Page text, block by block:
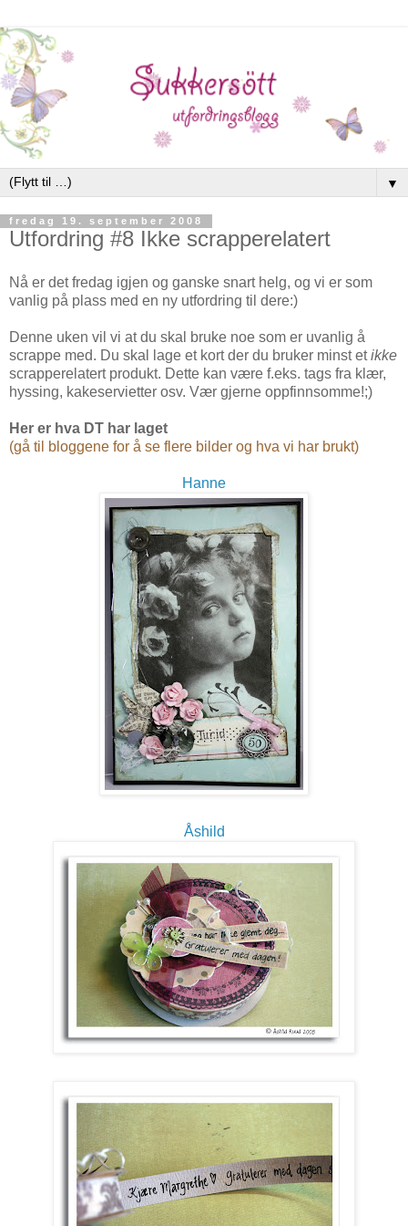
▼
fredag 19. september 2008
Utfordring #8 Ikke scrapperelatert
Nå er det fredag igjen og ganske snart helg, og vi er som
vanlig på plass med en ny utfordring til dere:)
Denne uken vil vi at du skal bruke noe som er uvanlig å
scrappe med. Du skal lage et kort der du bruker minst etikke
scrapperelatert produkt. Dette kan være f.eks. tags fra klær,
hyssing, kakeservietter osv. Vær gjerne oppfinnsomme!;)
Her er hva DT har laget
(gå til bloggene for å se flere bilder og hva vi har brukt)
Hanne
Åshild